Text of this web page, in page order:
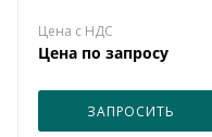
Цена по запросу
ЗАПРОСИТЬ